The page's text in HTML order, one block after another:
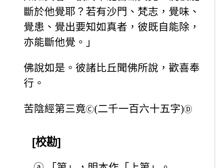
斷於他覺耶？若有沙門、梵志，覺味、
覺患、覺出要知如真者，彼既自能除，
亦能斷他覺。」
佛說如是。彼諸比丘聞佛所說，歡喜奉
行。
苦陰經第三竟Ⓒ(二千一百六十五字)Ⓓ
[校勘]